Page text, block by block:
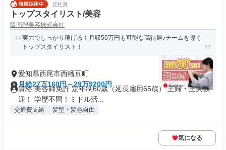
正社員
トップスタイリスト/美容
阪南理美容株式会社
実力でしっかり稼げる！月収50万円も可能な高待遇♪チームを導く
トップスタイリスト！
愛知県西尾市西幡豆町
月給27万160円～29万9200円
資格 美容師免許 定年制60歳（延長雇用65歳） 主婦・主夫歓
迎！ 学歴不問！ミドル活...
交通費支給 髪型・髪色自由
気になる